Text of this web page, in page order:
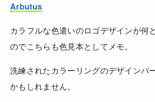
Arbutus
カラフルな色遣いのロゴデザインが何
のでこちらも色見本としてメモ。
洗練されたカラーリングのデザインパ
かもしれません。